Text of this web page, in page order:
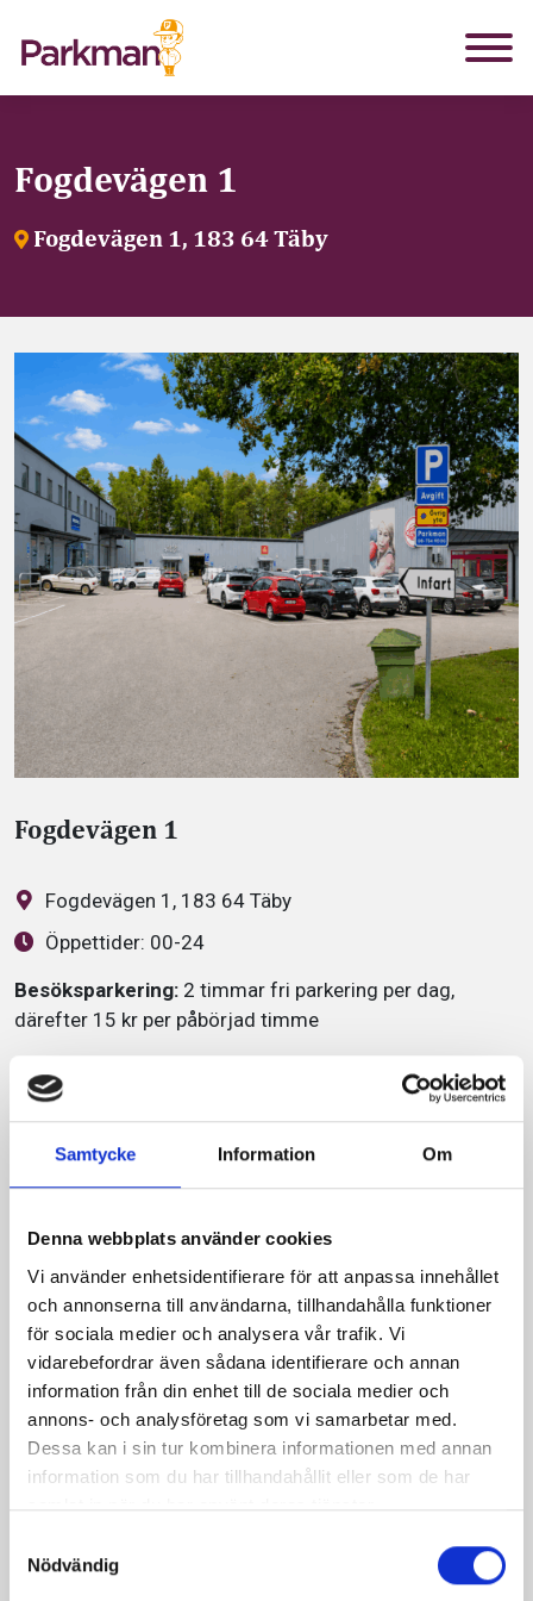
Samtycke Information Om
Denna webbplats använder cookies
Vi använder enhetsidentifierare för att anpassa innehållet
och annonserna till användarna, tillhandahålla funktioner
för sociala medier och analysera vår trafik. Vi
vidarebefordrar även sådana identifierare och annan
information från din enhet till de sociala medier och
annons- och analysföretag som vi samarbetar med.
Dessa kan i sin tur kombinera informationen med annan
information som du har tillhandahållit eller som de har
samlat in när du har använt deras tjänster.
Nödvändig
Fogdevägen 1
Fogdevägen 1, 183 64 Täby
Fogdevägen 1
Fogdevägen 1, 183 64 Täby
Öppettider: 00-24
Besöksparkering: 2 timmar fri parkering per dag,
därefter 15 kr per påbörjad timme
Service
Betalningssystem
EasyPark
Parkster
Betalinformation:
Klicka på det betalaternativ du vill använda för att läsa
mer om hur du ska gå till väga.